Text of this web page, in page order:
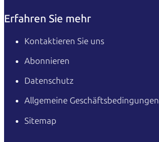
Erfahren Sie mehr
Kontaktieren Sie uns
Abonnieren
Datenschutz
Allgemeine Geschäftsbedingungen
Sitemap